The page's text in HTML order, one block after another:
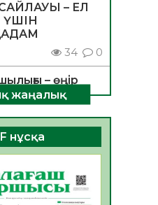
– ЕЛ
34 0
– өңір
негізгі
42 0
–
НЕГІЗІ
39
жаңалық
нұсқа